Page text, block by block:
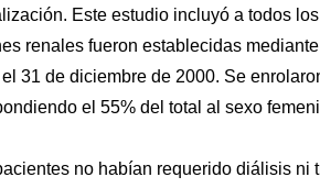
Este estudio incluyó a todos
renales fueron establecidas
31 de diciembre de 2000. Se
el 55% del total al sexo
no habían requerido diálisis ni